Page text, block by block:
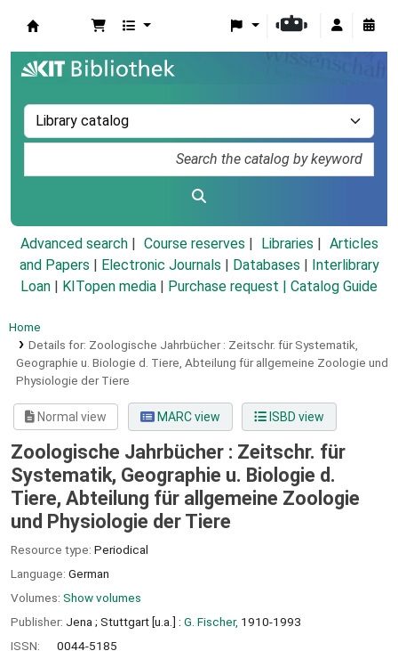
Advanced search Course reserves Libraries
Articles
and Papers
Electronic Journals Databases
Interlibrary
Loan
KITopen media Purchase request | Catalog Guide
Home
Details for: Zoologische Jahrbücher : Zeitschr. für Systematik,
Geographie u. Biologie d. Tiere, Abteilung für allgemeine Zoologie und
Physiologie der Tiere
Normal view MARC view ISBD view
Zoologische Jahrbücher : Zeitschr. für
Systematik, Geographie u. Biologie d.
Tiere, Abteilung für allgemeine Zoologie
und Physiologie der Tiere
Resource type: Periodical
Language: German
Volumes: Show volumes
Publisher: Jena ; Stuttgart [u.a.] : G. Fischer, 1910-1993
ISSN:
0044-5185